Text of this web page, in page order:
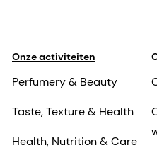
van vormdiscriminatie
visuele verwerking in
Milgram, Clinical
firmenich Nutritional
Onze activiteiten
Perfumery & Beauty
Taste, Texture & Health
Health, Nutrition & Care